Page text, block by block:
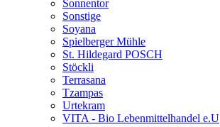
Sonnentor
Sonstige
Soyana
Spielberger Mühle
St. Hildegard POSCH
Stöckli
Terrasana
Tzampas
Urtekram
VITA - Bio Lebenmittelhandel e.U